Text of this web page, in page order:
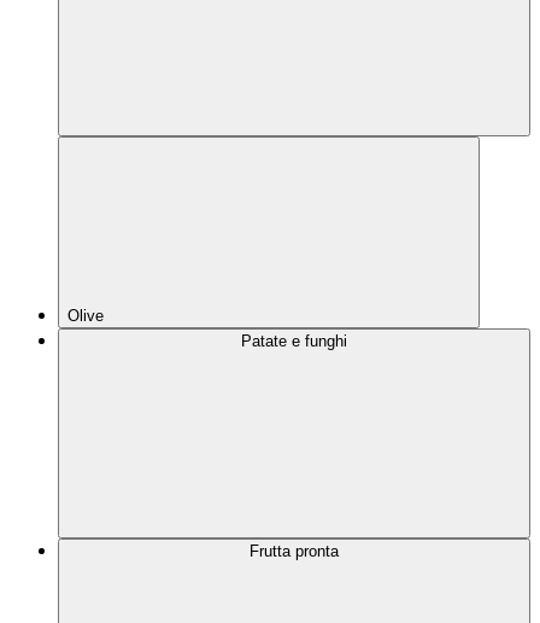
Olive
Patate e funghi
Frutta pronta